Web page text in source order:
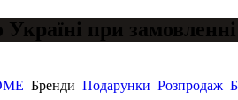
при замовленні
Бренди Подарунки Розпродаж